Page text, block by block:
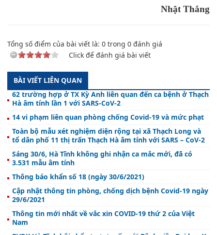
Nhật Thắng
Tổng số điểm của bài viết là: 0 trong 0 đánh giá
Click để đánh giá bài viết
BÀI VIẾT LIÊN QUAN
62 trường hợp ở TX Kỳ Anh liên quan đến ca bệnh ở Thạch
Hà âm tính lần 1 với SARS-CoV-2
14 vi phạm liên quan phòng chống Covid-19 và mức phạt
Toàn bộ mẫu xét nghiệm diện rộng tại xã Thạch Long và
tổ dân phố 11 thị trấn Thạch Hà âm tính với SARS – CoV-2
Sáng 30/6, Hà Tĩnh không ghi nhận ca mắc mới, đã có
3.531 mẫu âm tính
Thông báo khẩn số 18 (ngày 30/6/2021)
Cập nhật thông tin phòng, chống dịch bệnh Covid-19 ngày
29/6/2021
Thông tin mới nhất về vắc xin COVID-19 thứ 2 của Việt
Nam